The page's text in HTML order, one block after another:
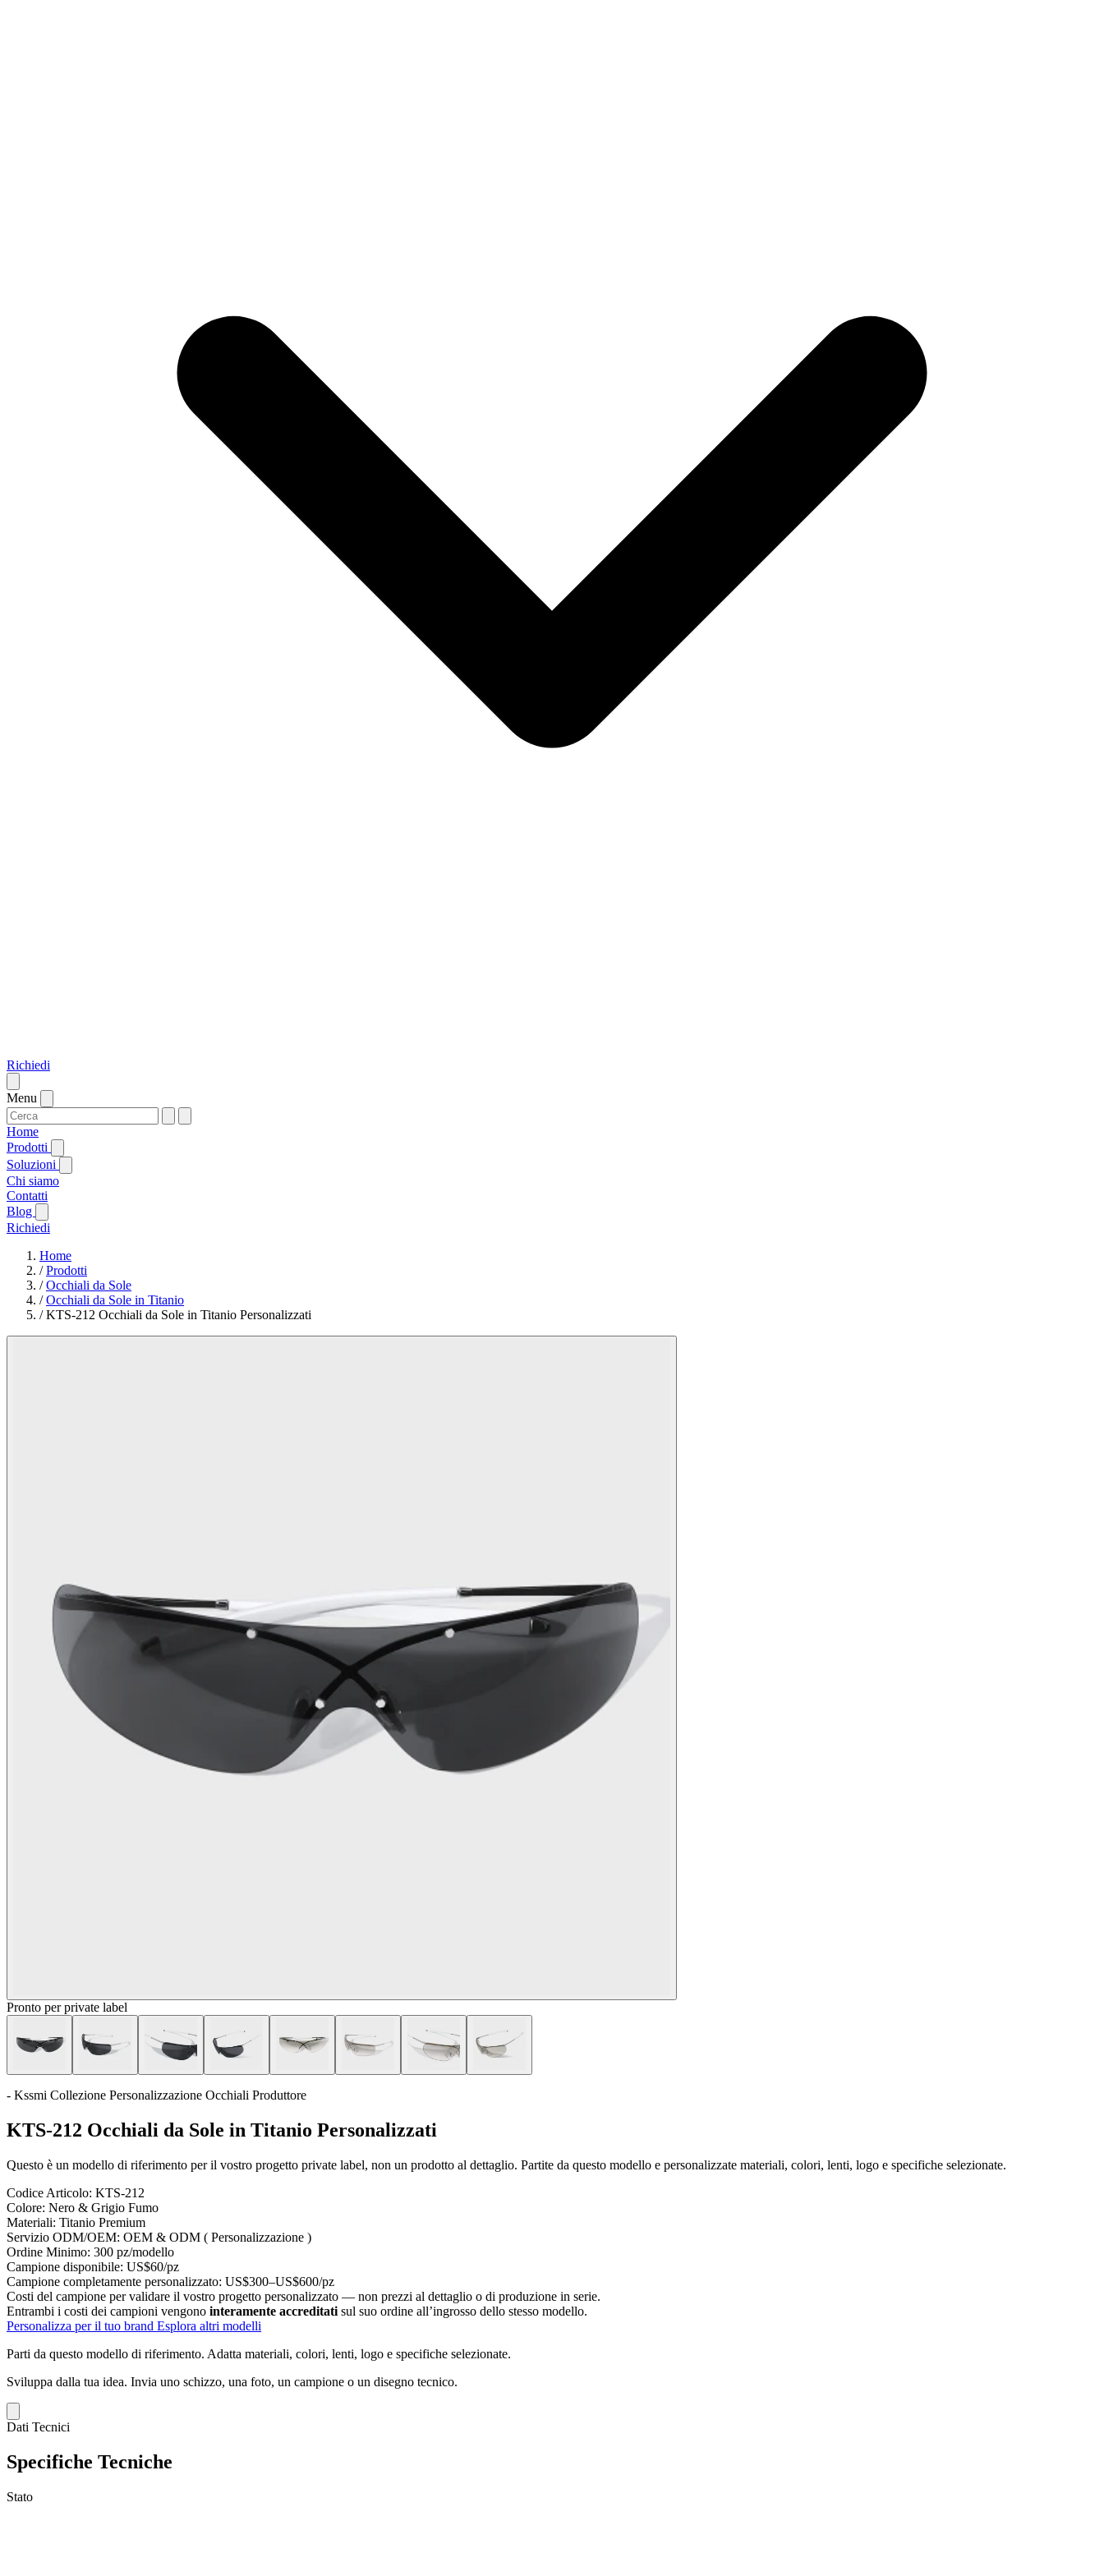
Richiedi
Menu
Home
Prodotti
Soluzioni
Chi siamo
Contatti
Blog
Richiedi
Home
/Prodotti
/Occhiali da Sole
/Occhiali da Sole in Titanio
/KTS-212 Occhiali da Sole in Titanio Personalizzati
Pronto per private label
- Kssmi Collezione Personalizzazione Occhiali Produttore
KTS-212 Occhiali da Sole in Titanio Personalizzati
Questo è un modello di riferimento per il vostro progetto private label, non un prodotto al dettaglio. Partite da questo modello e personalizzate materiali, colori, lenti, logo e specifiche selezionate.
Codice Articolo: KTS-212
Colore: Nero & Grigio Fumo
Materiali: Titanio Premium
Servizio ODM/OEM: OEM & ODM ( Personalizzazione )
Ordine Minimo: 300 pz/modello
Campione disponibile: US$60/pz
Campione completamente personalizzato: US$300–US$600/pz
Costi del campione per validare il vostro progetto personalizzato — non prezzi al dettaglio o di produzione in serie.
Entrambi i costi dei campioni vengono interamente accreditati sul suo ordine all’ingrosso dello stesso modello.
Personalizza per il tuo brand Esplora altri modelli
Parti da questo modello di riferimento. Adatta materiali, colori, lenti, logo e specifiche selezionate.
Sviluppa dalla tua idea. Invia uno schizzo, una foto, un campione o un disegno tecnico.
Dati Tecnici
Specifiche Tecniche
Stato